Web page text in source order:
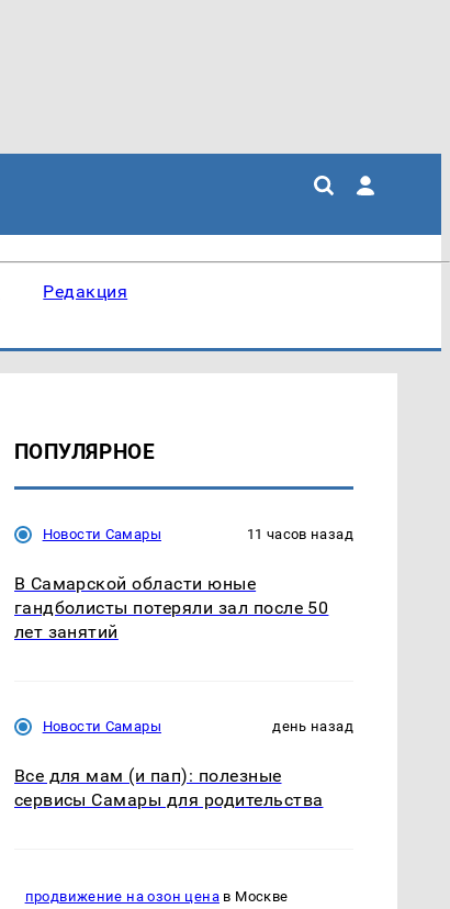
Редакция
ПОПУЛЯРНОЕ
Новости Самары 11 часов назад
В Самарской области юные
гандболисты потеряли зал после 50
лет занятий
Новости Самары день назад
Все для мам (и пап): полезные
сервисы Самары для родительства
продвижение на озон ценав Москве